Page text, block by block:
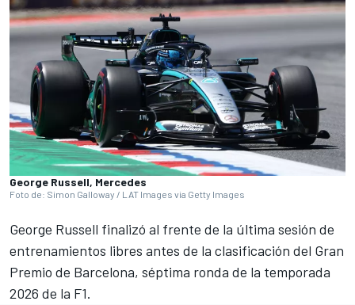
George Russell, Mercedes
Foto de: Simon Galloway / LAT Images via Getty Images
George Russell finalizó al frente de la última sesión de
entrenamientos libres antes de la clasificación del Gran
Premio de Barcelona, séptima ronda de la temporada
2026 de la F1.